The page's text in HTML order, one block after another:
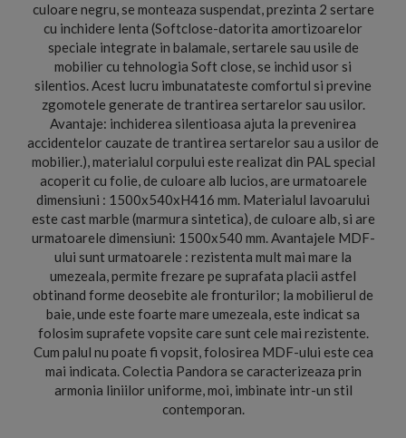
culoare negru, se monteaza suspendat, prezinta 2 sertare
cu inchidere lenta (Softclose-datorita amortizoarelor
speciale integrate in balamale, sertarele sau usile de
mobilier cu tehnologia Soft close, se inchid usor si
silentios. Acest lucru imbunatateste comfortul si previne
zgomotele generate de trantirea sertarelor sau usilor.
Avantaje: inchiderea silentioasa ajuta la prevenirea
accidentelor cauzate de trantirea sertarelor sau a usilor de
mobilier.), materialul corpului este realizat din PAL special
acoperit cu folie, de culoare alb lucios, are urmatoarele
dimensiuni : 1500x540xH416 mm. Materialul lavoarului
este cast marble (marmura sintetica), de culoare alb, si are
urmatoarele dimensiuni: 1500x540 mm. Avantajele MDF-
ului sunt urmatoarele : rezistenta mult mai mare la
umezeala, permite frezare pe suprafata placii astfel
obtinand forme deosebite ale fronturilor; la mobilierul de
baie, unde este foarte mare umezeala, este indicat sa
folosim suprafete vopsite care sunt cele mai rezistente.
Cum palul nu poate fi vopsit, folosirea MDF-ului este cea
mai indicata. Colectia Pandora se caracterizeaza prin
armonia liniilor uniforme, moi, imbinate intr-un stil
contemporan.